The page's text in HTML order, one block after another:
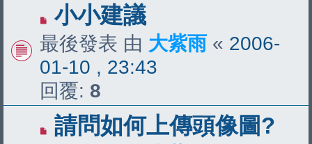
小小建議
最後發表 由 大紫雨 « 2006-
01-10 , 23:43
回覆: 8
請問如何上傳頭像圖?